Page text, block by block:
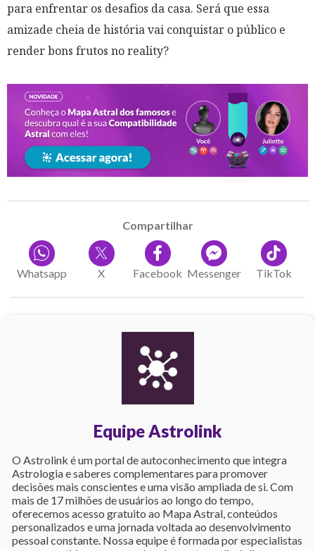
para enfrentar os desafios da casa. Será que essa
amizade cheia de história vai conquistar o público e
render bons frutos no reality?
Compartilhar
Whatsapp X Facebook Messenger TikTok
Equipe Astrolink
O Astrolink é um portal de autoconhecimento que integra
Astrologia e saberes complementares para promover
decisões mais conscientes e uma visão ampliada de si. Com
mais de 17 milhões de usuários ao longo do tempo,
oferecemos acesso gratuito ao Mapa Astral, conteúdos
personalizados e uma jornada voltada ao desenvolvimento
pessoal constante. Nossa equipe é formada por especialistas